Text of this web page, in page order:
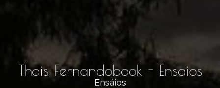
Thais Fernandobook - Ensaios
Ensáios